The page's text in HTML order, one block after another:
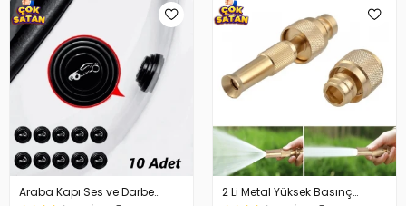
Araba Kapı Ses ve Darbe
2 Li Metal Yüksek Basınç